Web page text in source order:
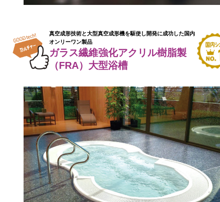
真空成形技術と大型真空成形機を駆使し開発に成功した国内
オンリーワン製品
ガラス繊維強化アクリル樹脂製
（FRA）大型浴槽